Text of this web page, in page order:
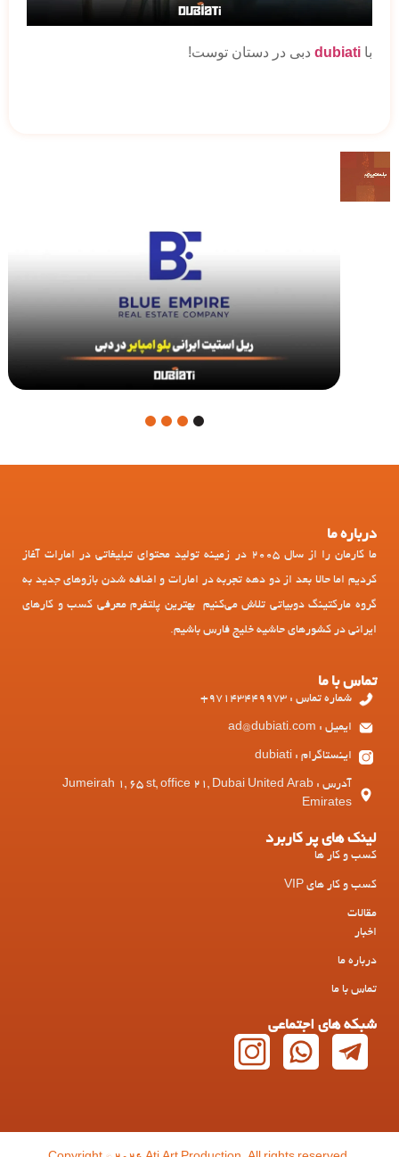
با dubiati دبی در دستان توست!
1
درباره ما
ما کارمان را از سال 2005 در زمینه تولید محتوای تبلیغاتی در امارات آغاز
کردیم اما حالا بعد از دو دهه تجربه در امارات و اضافه شدن بازوهای جدید به
گروه مارکتینگ دوبیاتی تلاش می‌کنیم بهترین پلتفرم معرفی کسب و کارهای
ایرانی در کشورهای حاشیه خلیج فارس باشیم.
تماس با ما
شماره تماس : 97143449973+
ایمیل : ad@dubiati.com
اینستاگرام : dubiati
آدرس : Jumeirah 1, 65 st, office 21, Dubai United Arab
Emirates
لینک های پر کاربرد
کسب و کار ها
کسب و کار های VIP
مقالات
اخبار
درباره ما
تماس با ما
شبکه های اجتماعی